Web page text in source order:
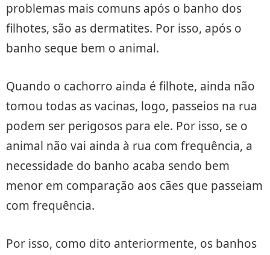
problemas mais comuns após o banho dos
filhotes, são as dermatites. Por isso, após o
banho seque bem o animal.
Quando o cachorro ainda é filhote, ainda não
tomou todas as vacinas, logo, passeios na rua
podem ser perigosos para ele. Por isso, se o
animal não vai ainda à rua com frequência, a
necessidade do banho acaba sendo bem
menor em comparação aos cães que passeiam
com frequência.
Por isso, como dito anteriormente, os banhos